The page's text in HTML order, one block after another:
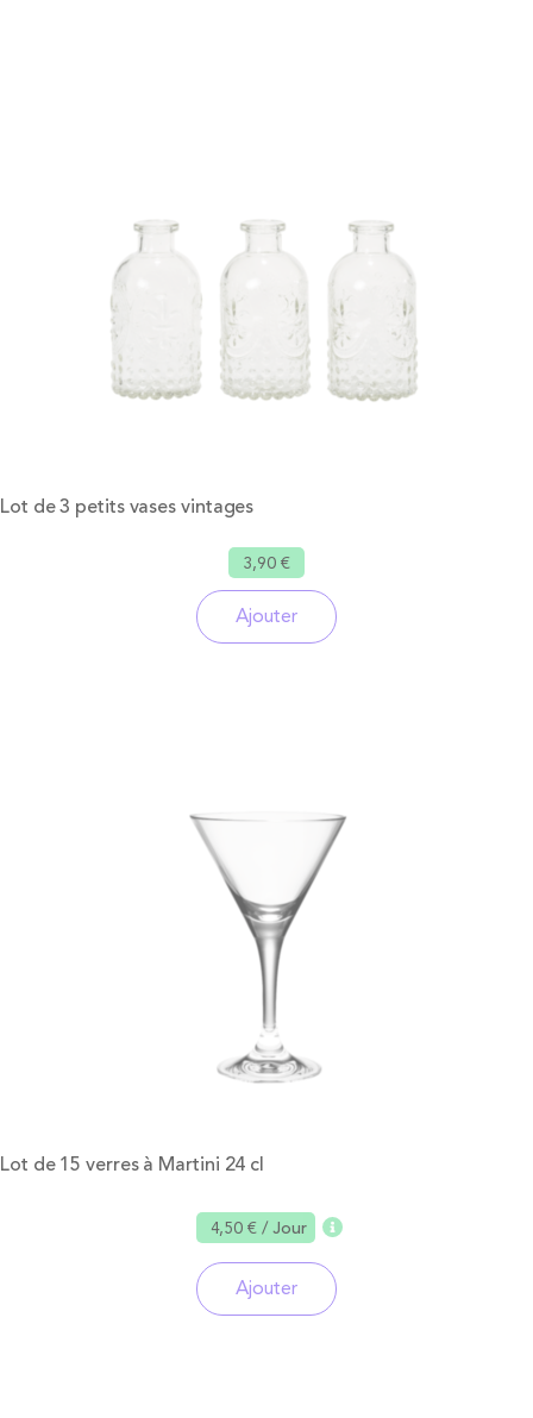
Lot de 3 petits vases vintages
3,90 €
Ajouter
Lot de 15 verres à Martini 24 cl
4,50 €/ Jour
Ajouter